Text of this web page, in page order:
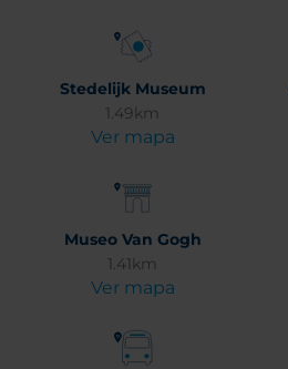
Stedelijk Museum
1.49km
Ver mapa
Museo Van Gogh
1.41km
Ver mapa